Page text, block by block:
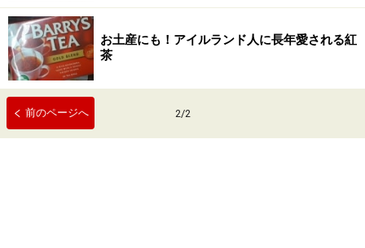
お土産にも！アイルランド人に長年愛される紅
茶
前のページへ 2/2